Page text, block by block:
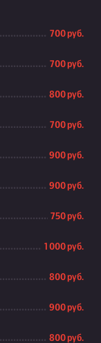
700 руб.
700 руб.
800 руб.
700 руб.
900 руб.
900 руб.
750 руб.
1 000 руб.
800 руб.
900 руб.
800 руб.